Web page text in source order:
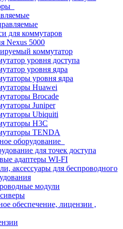
для коммутаров
Nexus 5000
коммутатор
уровня доступа
уровня ядра
уровня ядра
Huawei
Brocade
Juniper
Ubiquiti
H3C
TENDA
оборудование
для точек доступа
адаптеры WI-FI
аксессуары для беспроводного
модули
обеспечение, лицензии ,